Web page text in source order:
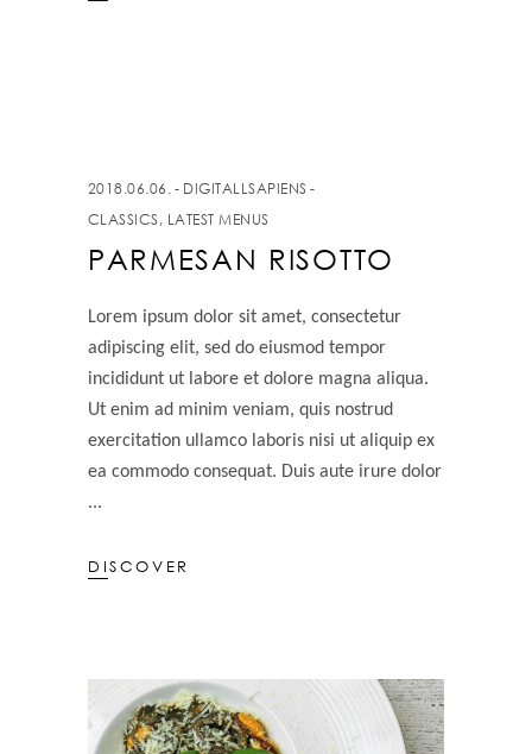
2018.06.06.
DIGITALLSAPIENS
CLASSICS, LATEST MENUS
PARMESAN RISOTTO
Lorem ipsum dolor sit amet, consectetur
adipiscing elit, sed do eiusmod tempor
incididunt ut labore et dolore magna aliqua.
Ut enim ad minim veniam, quis nostrud
exercitation ullamco laboris nisi ut aliquip ex
ea commodo consequat. Duis aute irure dolor
DISCOVER